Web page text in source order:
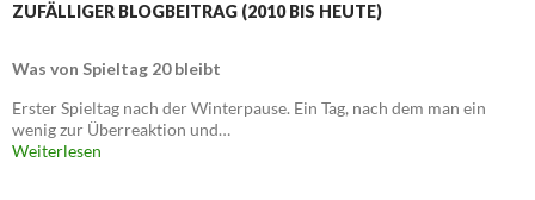
ZUFÄLLIGER BLOGBEITRAG (2010 BIS HEUTE)
Was von Spieltag 20 bleibt
Erster Spieltag nach der Winterpause. Ein Tag, nach dem man ein
wenig zur Überreaktion und…
Weiterlesen